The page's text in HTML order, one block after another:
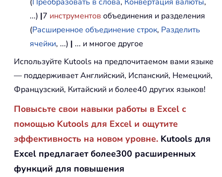
...) |7 инструментов объединения и разделения
(Расширенное объединение строк, Разделить
ячейки, ...) | ... и многое другое
Используйте Kutools на предпочитаемом вами языке
— поддерживает Английский, Испанский, Немецкий,
Французский, Китайский и более40 других языков!
Повысьте свои навыки работы в Excel с
помощью Kutools для Excel и ощутите
эффективность на новом уровне. Kutools для
Excel предлагает более300 расширенных
функций для повышения